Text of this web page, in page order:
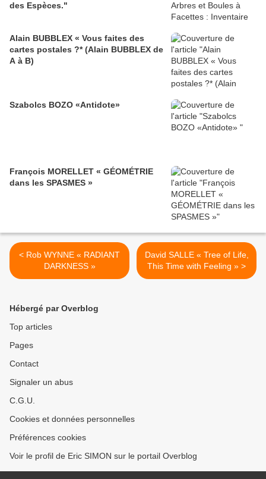
des Espèces."
Alain BUBBLEX « Vous faites des
cartes postales ?* (Alain BUBBLEX de
A à B)
Szabolcs BOZO «Antidote»
François MORELLET « GÉOMÉTRIE
dans les SPASMES »
< Rob WYNNE « RADIANT
DARKNESS »
David SALLE « Tree of Life,
This Time with Feeling » >
Hébergé par Overblog
Top articles
Pages
Contact
Signaler un abus
C.G.U.
Cookies et données personnelles
Préférences cookies
Voir le profil de Eric SIMON sur le portail Overblog